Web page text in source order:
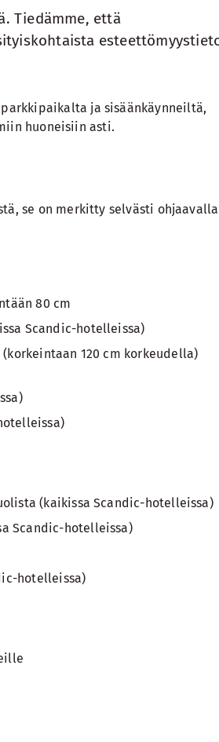
Tiedämme, että
ja sisäänkäynneiltä,
huoneisiin asti.
se on merkitty selvästi ohjaavalla
80 cm
Scandic-hotelleissa)
120 cm korkeudella)
(kaikissa Scandic-hotelleissa)
Scandic-hotelleissa)
hotelleissa)